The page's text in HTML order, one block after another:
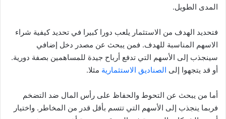
المدى الطويل.
فتحديد الهدف من الاستثمار يلعب دورا كبيرا في تحديد كيفية شراء
الاسهم المناسبة للهدف. فمن يبحث عن مصدر دخل إضافي
سينجذب إلى الأسهم التي تدفع أرباح جيدة للمساهمين بصفة دورية.
أو قد يتجهوا إلى الصناديق الاستثمارية مثلا.
أما من يبحث عن التحوط والحفاظ على رأس المال ضد التضخم
فربما ينجذب إلى الأسهم التي تتسم بأقل قدر من المخاطر. واختيار